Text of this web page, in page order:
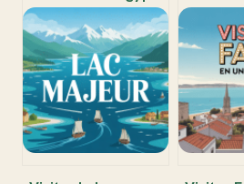
: expériences
inoubliables au
cœur de l’histoire
et de la magie
guide